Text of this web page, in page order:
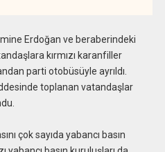
Erdoğan ve beraberindeki
kırmızı karanfiller
parti otobüsüyle ayrıldı.
toplanan vatandaşlar
çok sayıda yabancı basın